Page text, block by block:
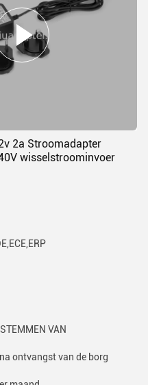
2a Stroomadapter
wisselstroominvoer
VAN
ontvangst van de borg